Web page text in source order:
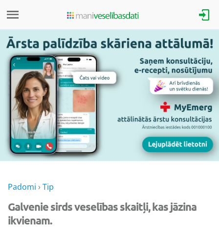
Padomi › Tip
Galvenie sirds veselības skaitļi, kas jāzina
ikvienam.